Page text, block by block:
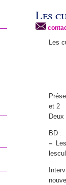
Les
Les
et 2
BD :
–